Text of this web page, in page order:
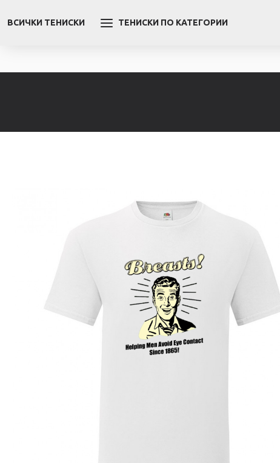
ВСИЧКИ ТЕНИСКИ ТЕНИСКИ ПО КАТЕГОРИИ